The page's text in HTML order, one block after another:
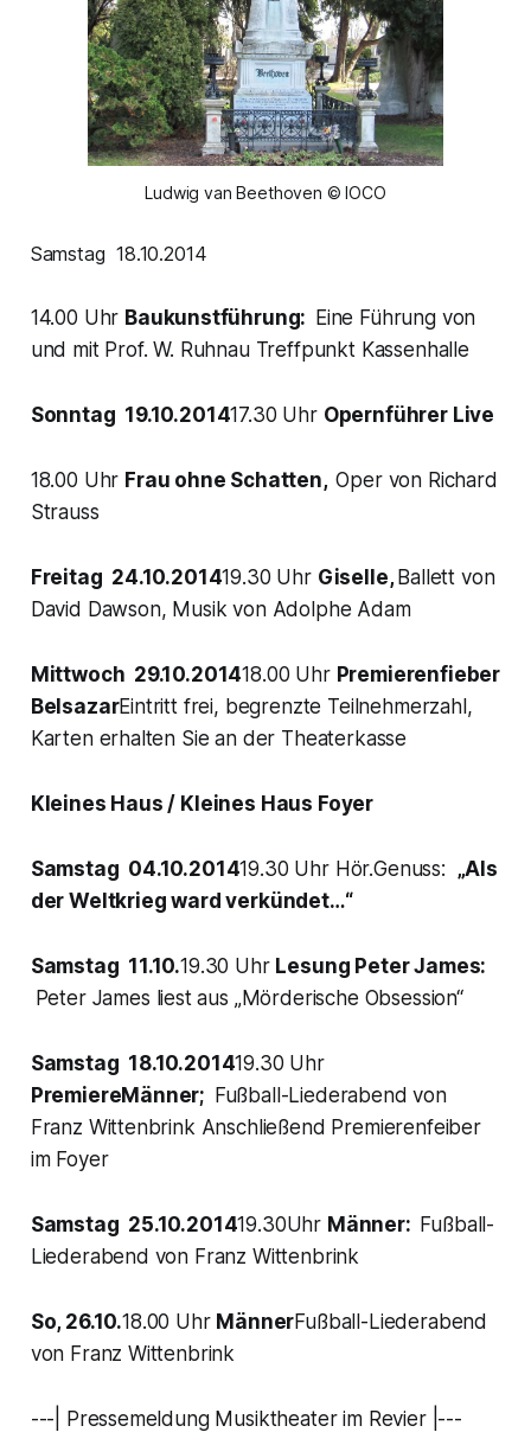
Ludwig van Beethoven © IOCO
Samstag 18.10.2014
14.00 Uhr Baukunstführung: Eine Führung von
und mit Prof. W. Ruhnau Treffpunkt Kassenhalle
Sonntag 19.10.201417.30 Uhr Opernführer Live
18.00 Uhr Frau ohne Schatten,Oper von Richard
Strauss
Freitag 24.10.201419.30 Uhr Giselle, Ballett von
David Dawson, Musik von Adolphe Adam
Mittwoch 29.10.201418.00 Uhr Premierenfieber
BelsazarEintritt frei, begrenzte Teilnehmerzahl,
Karten erhalten Sie an der Theaterkasse
Kleines Haus / Kleines Haus Foyer
Samstag 04.10.201419.30 Uhr Hör.Genuss: „Als
der Weltkrieg ward verkündet…“
Samstag 11.10.19.30 Uhr Lesung Peter James:
Peter James liest aus „Mörderische Obsession“
Samstag 18.10.201419.30 Uhr
PremiereMänner; Fußball-Liederabend von
Franz Wittenbrink Anschließend Premierenfeiber
im Foyer
Samstag 25.10.201419.30Uhr Männer: Fußball-
Liederabend von Franz Wittenbrink
So, 26.10.18.00 Uhr MännerFußball-Liederabend
von Franz Wittenbrink
---| Pressemeldung Musiktheater im Revier |---